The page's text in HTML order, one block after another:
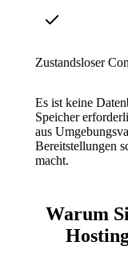
Zustandsloser
Es ist keine
Speicher
aus
Bereitstellungen
macht.
Warum